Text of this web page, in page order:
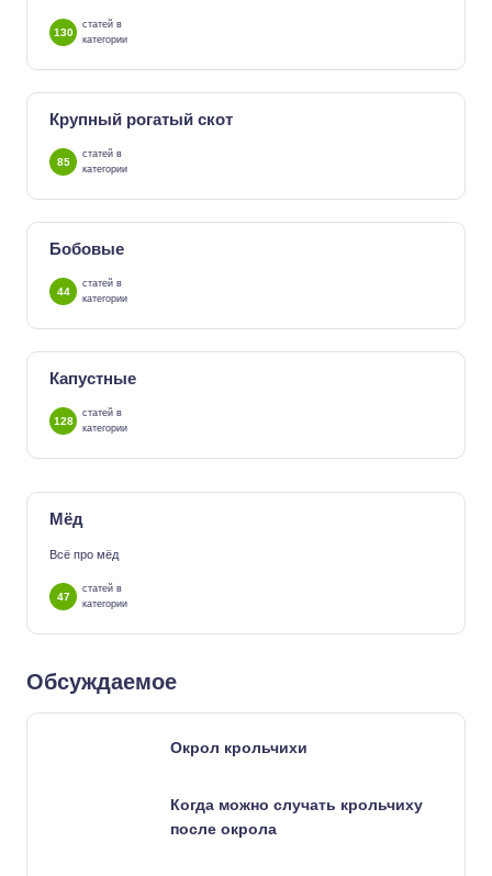
130
статей в
категории
Крупный рогатый скот
85
статей в
категории
Бобовые
44
статей в
категории
Капустные
128
статей в
категории
Мёд
Всё про мёд
47
статей в
категории
Обсуждаемое
Окрол крольчихи
Когда можно случать крольчиху
после окрола